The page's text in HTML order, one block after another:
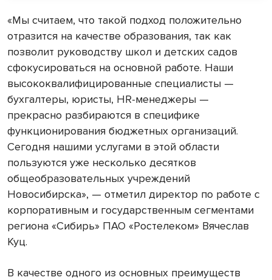
«Мы считаем, что такой подход положительно
отразится на качестве образования, так как
позволит руководству школ и детских садов
сфокусироваться на основной работе. Наши
высококвалифицированные специалисты —
бухгалтеры, юристы, HR-менеджеры —
прекрасно разбираются в специфике
функционирования бюджетных организаций.
Сегодня нашими услугами в этой области
пользуются уже несколько десятков
общеобразовательных учреждений
Новосибирска», — отметил директор по работе с
корпоративным и государственным сегментами
региона «Сибирь» ПАО «Ростелеком» Вячеслав
Куц.
В качестве одного из основных преимуществ